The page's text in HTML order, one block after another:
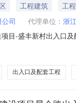
工程建筑
工程
司 代理单位： 浙
目-盛丰新村出入口
。一、本次招标内
出入口及配套工程